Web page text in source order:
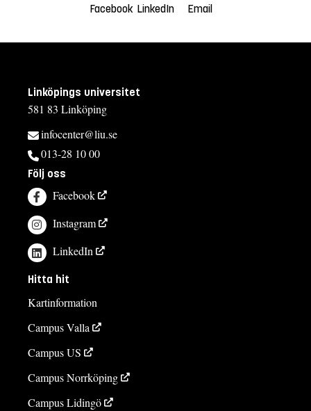
Facebook LinkedIn Email
Linköpings universitet
581 83 Linköping
infocenter@liu.se
013-28 10 00
Följ oss
Facebook
Instagram
LinkedIn
Hitta hit
Kartinformation
Campus Valla
Campus US
Campus Norrköping
Campus Lidingö